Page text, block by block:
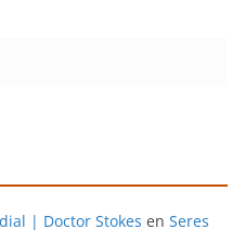
| Doctor Stokes en Seres